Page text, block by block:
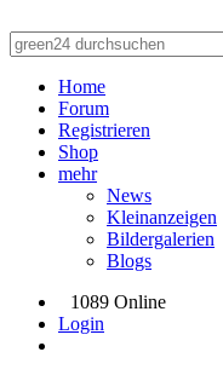
Home
Forum
Registrieren
Shop
mehr
News
Kleinanzeigen
Bildergalerien
Blogs
1089 Online
Login